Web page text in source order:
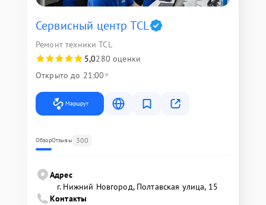
Сервисный центр TCL
Ремонт техники TCL
5,0280 оценки
Открыто до 21:00
Маршрут
ОбзорОтзывы 300
Адрес
г. Нижний Новгород, Полтавская улица, 15
Контакты